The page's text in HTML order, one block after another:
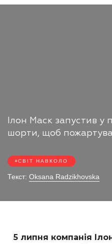
Ілон Маск запустив у
шорти, щоб
СВІТ НАВКОЛО
Текст: Oksana Radzikhovska
5 липня компанія